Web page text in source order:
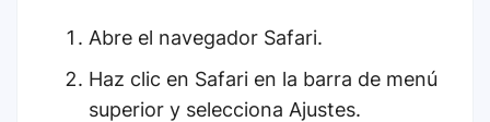
Abre el navegador Safari.
Haz clic en Safari en la barra de menú
superior y selecciona Ajustes.